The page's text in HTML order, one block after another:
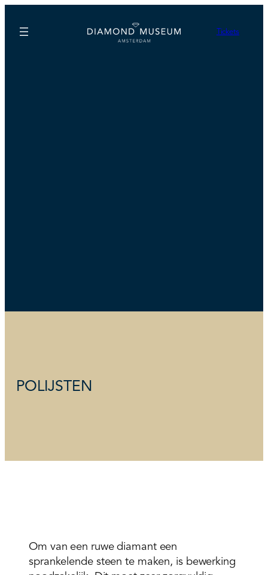
Tickets
POLIJSTEN
Om van een ruwe diamant een
sprankelende steen te maken, is bewerking